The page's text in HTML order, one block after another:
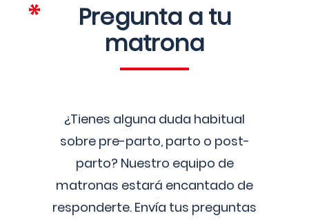
Pregunta a tu
matrona
¿Tienes alguna duda habitual
sobre pre-parto, parto o post-
parto? Nuestro equipo de
matronas estará encantado de
responderte. Envía tus preguntas